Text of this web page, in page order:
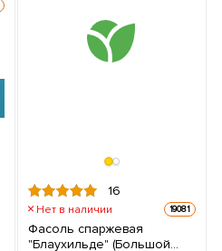
16
Нет в наличии 19081
Фасоль спаржевая
"Блаухильде" (Большой